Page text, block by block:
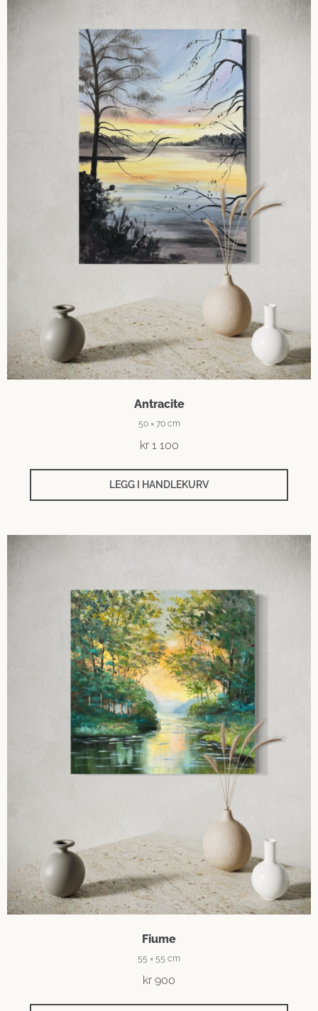
Antracite
50 × 70 cm
kr1 100
LEGG I HANDLEKURV
Fiume
55 × 55 cm
kr900